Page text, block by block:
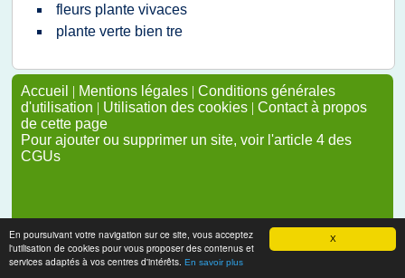
X
En poursuivant votre navigation sur ce site, vous acceptez
l'utilisation de cookies pour vous proposer des contenus et
services adaptés à vos centres d'intérêts. En savoir plus
fleurs plante vivaces
plante verte bien tre
Accueil | Mentions légales | Conditions générales
d'utilisation | Utilisation des cookies | Contact à propos
de cette page
Pour ajouter ou supprimer un site, voir l'article 4 des
CGUs